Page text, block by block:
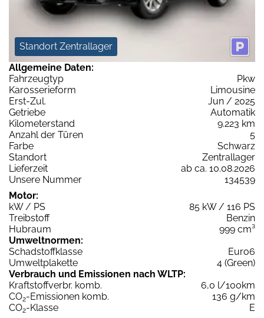
Standort Zentrallager
Allgemeine Daten:
Fahrzeugtyp
Pkw
Karosserieform
Limousine
Erst-Zul.
Jun / 2025
Getriebe
Automatik
Kilometerstand
9.223 km
Anzahl der Türen
5
Farbe
Schwarz
Standort
Zentrallager
Lieferzeit
ab ca. 10.08.2026
Unsere Nummer
134539
Motor:
kW / PS
85 kW / 116 PS
Treibstoff
Benzin
Hubraum
999 cm³
Umweltnormen:
Schadstoffklasse
Euro6
Umweltplakette
4 (Green)
Verbrauch und Emissionen nach WLTP:
Kraftstoffverbr. komb.
6,0 l/100km
CO2-Emissionen komb.
136 g/km
CO2-Klasse
E